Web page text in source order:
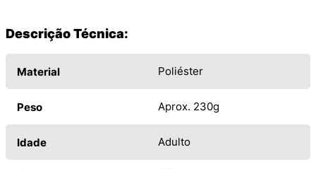
Descrição Técnica:
Material Poliéster
Peso Aprox. 230g
Idade Adulto